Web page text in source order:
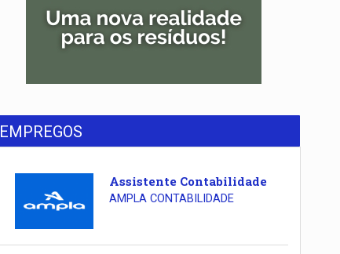
EMPREGOS
Assistente Contabilidade
AMPLA CONTABILIDADE